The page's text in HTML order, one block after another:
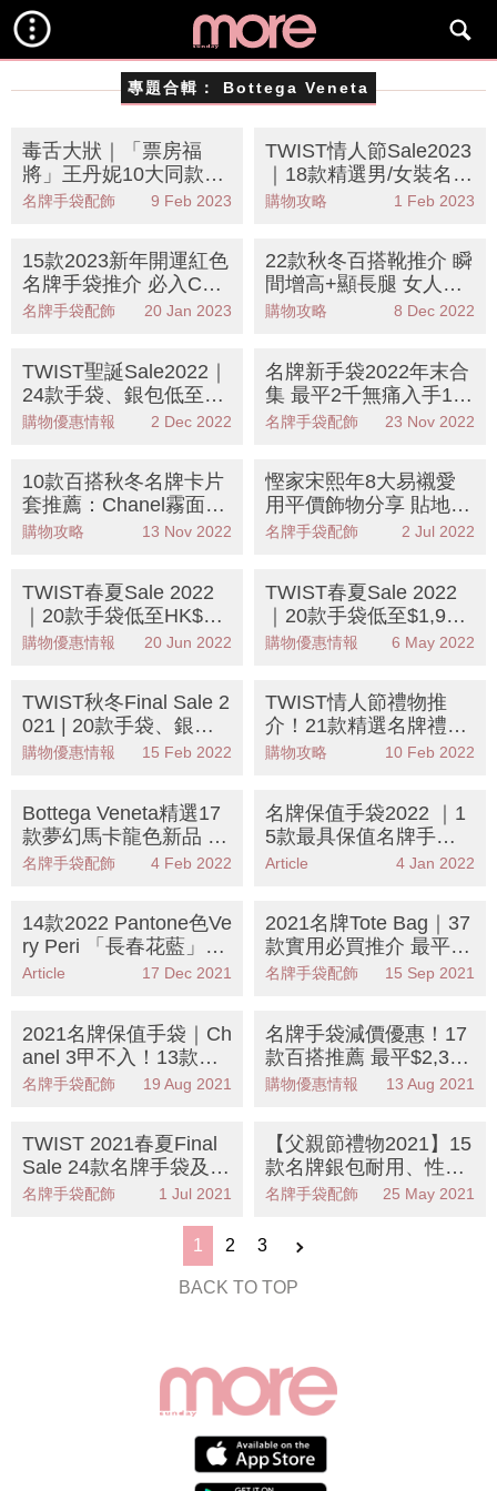
專題合輯： Bottega Veneta
毒舌大狀｜「票房福
將」王丹妮10大同款手
袋盤點：3千8起入手Di
名牌手袋配飾 9 Feb 2023
TWIST情人節Sale2023
｜18款精選男/女裝名牌
手袋、銀包、首飾：低
購物攻略 1 Feb 2023
15款2023新年開運紅色
名牌手袋推介 必入Cha
nel、Dior、LV、Gucci
名牌手袋配飾 20 Jan 2023
22款秋冬百搭靴推介 瞬
間增高+顯長腿 女人味
大增！最平$1,891入手
購物攻略 8 Dec 2022
TWIST聖誕Sale2022｜
24款手袋、銀包低至$4
50入手PRADA、FEND
購物優惠情報 2 Dec 2022
名牌新手袋2022年末合
集 最平2千無痛入手15
大秋冬長青款：Chane
名牌手袋配飾 23 Nov 2022
10款百搭秋冬名牌卡片
套推薦：Chanel霧面灰
最有質感 最平$1,710入
購物攻略 13 Nov 2022
慳家宋熙年8大易襯愛
用平價飾物分享 貼地價
最平HK$99起！
名牌手袋配飾 2 Jul 2022
TWIST春夏Sale 2022
｜20款手袋低至HK$46
5入手CHLOE、PRADA
購物優惠情報 20 Jun 2022
TWIST春夏Sale 2022
｜20款手袋低至$1,900
入手FENDI、LOEWE
購物優惠情報 6 May 2022
TWIST秋冬Final Sale 2
021 | 20款手袋、銀
包、卡片套推介 最平$4
購物優惠情報 15 Feb 2022
TWIST情人節禮物推
介！21款精選名牌禮物
最平$300買PRADA、F
購物攻略 10 Feb 2022
Bottega Veneta精選17
款夢幻馬卡龍色新品 全
新溫柔色調演繹經典！
名牌手袋配飾 4 Feb 2022
名牌保值手袋2022 ｜1
5款最具保值名牌手袋
推介 除Hermès、Chan
Article 4 Jan 2022
14款2022 Pantone色Ve
ry Peri 「長春花藍」名
牌手袋推介：Bottega V
Article 17 Dec 2021
2021名牌Tote Bag｜37
款實用必買推介 最平
$6,400入手Chanel、L
名牌手袋配飾 15 Sep 2021
2021名牌保值手袋｜Ch
anel 3甲不入！13款保
值手袋推薦 第一名買一
名牌手袋配飾 19 Aug 2021
名牌手袋減價優惠！17
款百搭推薦 最平$2,350
入手CELINE、LOEW
購物優惠情報 13 Aug 2021
TWIST 2021春夏Final
Sale 24款名牌手袋及配
飾推介 必搶VALENTIN
名牌手袋配飾 1 Jul 2021
【父親節禮物2021】15
款名牌銀包耐用、性價
比高！最平$350入手L
名牌手袋配飾 25 May 2021
1 2 3
BACK TO TOP